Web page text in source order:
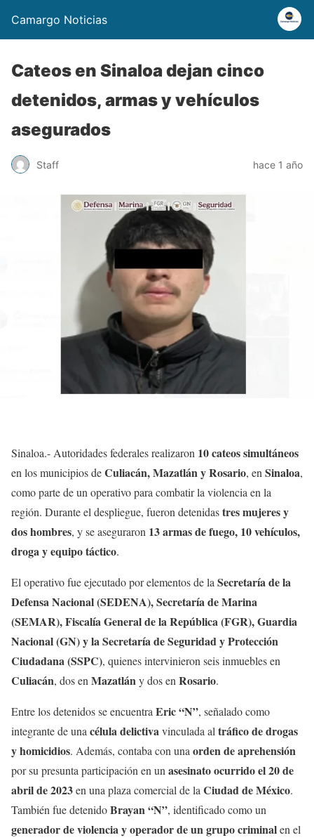
Camargo Noticias
Cateos en Sinaloa dejan cinco
detenidos, armas y vehículos
asegurados
Staff hace 1 año
Sinaloa.- Autoridades federales realizaron 10 cateos simultáneos
en los municipios deCuliacán, Mazatlán y Rosario, en Sinaloa,
como parte de un operativo para combatir la violencia en la
región. Durante el despliegue, fueron detenidastres mujeres y
dos hombres, y se aseguraron 13 armas de fuego, 10 vehículos,
droga y equipo táctico.
El operativo fue ejecutado por elementos de la Secretaría de la
Defensa Nacional (SEDENA), Secretaría de Marina
(SEMAR), Fiscalía General de la República (FGR), Guardia
Nacional (GN) y la Secretaría de Seguridad y Protección
Ciudadana (SSPC), quienes intervinieron seis inmuebles en
Culiacán, dos en Mazatlány dos en Rosario.
Entre los detenidos se encuentra Eric “N”, señalado como
integrante de una célula delictivavinculada al tráfico de drogas
y homicidios. Además, contaba con una orden de aprehensión
por su presunta participación en un asesinato ocurrido el 20 de
abril de 2023en una plaza comercial de la Ciudad de México.
También fue detenidoBrayan “N”, identificado como un
generador de violencia y operador de un grupo criminalen el